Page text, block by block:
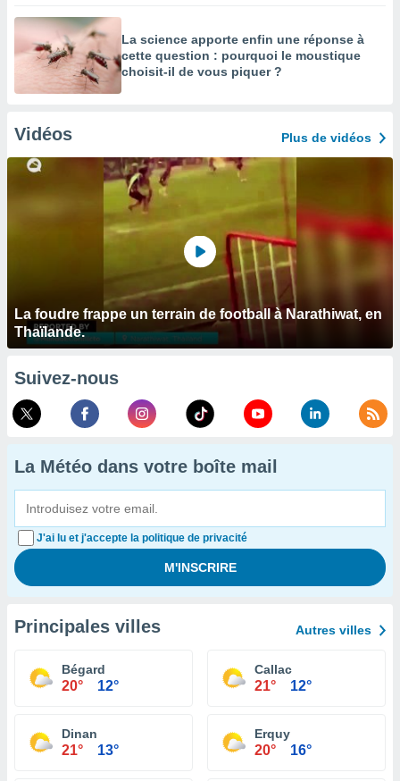
La science apporte enfin une réponse à
cette question : pourquoi le moustique
choisit-il de vous piquer ?
Vidéos Plus de vidéos
La foudre frappe un terrain de football à Narathiwat, en
Thaïlande.
Suivez-nous
La Météo dans votre boîte mail
J'ai lu et j'accepte la politique de privacité
Principales villes Autres villes
Bégard
20° 12°
Callac
21° 12°
Dinan
21° 13°
Erquy
20° 16°